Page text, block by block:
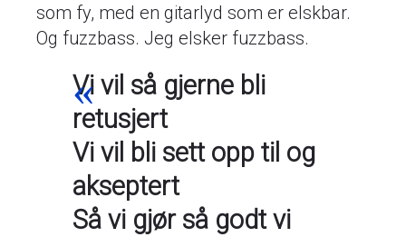
som fy, med en gitarlyd som er elskbar.
Og fuzzbass. Jeg elsker fuzzbass.
Vi vil så gjerne bli
retusjert
Vi vil bli sett opp til og
akseptert
Så vi gjør så godt vi